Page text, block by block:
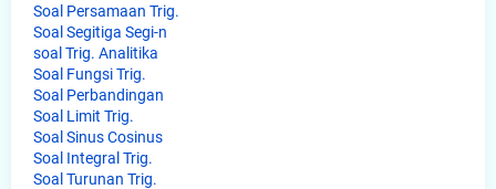
Soal Persamaan Trig.
Soal Segitiga Segi-n
soal Trig. Analitika
Soal Fungsi Trig.
Soal Perbandingan
Soal Limit Trig.
Soal Sinus Cosinus
Soal Integral Trig.
Soal Turunan Trig.